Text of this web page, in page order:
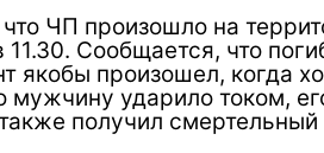
ЧП произошло на
Сообщается, что
якобы произошел, когда
мужчину ударило током,
получил смертельный